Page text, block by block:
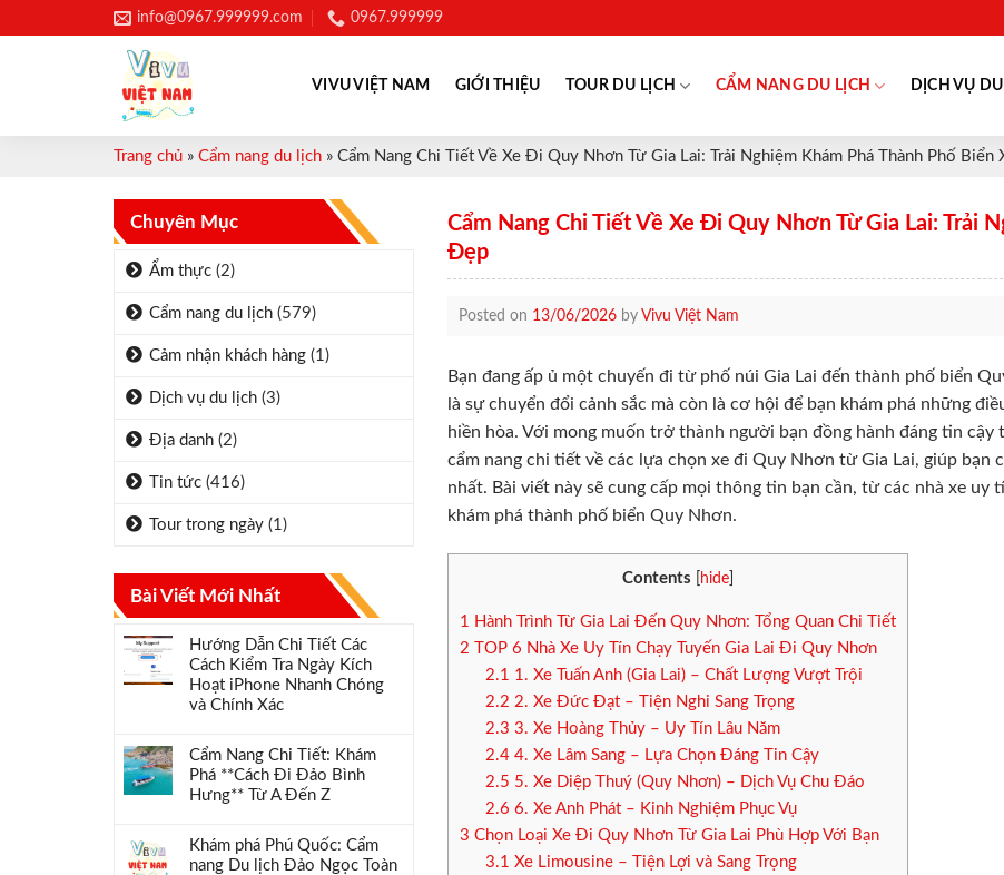
to
info@0967.999999.com 0967.999999
VIVU VIỆT NAM GIỚI THIỆU TOUR DU LỊCH CẨM NANG DU LỊCH DỊCH VỤ
Trang chủ » Cẩm nang du lịch » Cẩm Nang Chi Tiết Về Xe Đi Quy Nhơn Từ Gia Lai: Trải Nghiệm Khám Phá Thành Phố Biển
Chuyên Mục
Ẩm thực (2)
Cẩm nang du lịch (579)
Cảm nhận khách hàng (1)
Dịch vụ du lịch (3)
Địa danh (2)
Tin tức (416)
Tour trong ngày (1)
Bài Viết Mới Nhất
Hướng Dẫn Chi Tiết Các
Cách Kiểm Tra Ngày Kích
Hoạt iPhone Nhanh Chóng
và Chính Xác
Cẩm Nang Chi Tiết: Khám
Phá **Cách Đi Đảo Bình
Hưng** Từ A Đến Z
Khám phá Phú Quốc: Cẩm
nang Du lịch Đảo Ngọc Toàn
Cẩm Nang Chi Tiết Về Xe Đi Quy Nhơn Từ Gia Lai: Trải
Đẹp
Posted on 13/06/2026 by Vivu Việt Nam
Bạn đang ấp ủ một chuyến đi từ phố núi Gia Lai đến thành phố biển
là sự chuyển đổi cảnh sắc mà còn là cơ hội để bạn khám phá những
hiền hòa. Với mong muốn trở thành người bạn đồng hành đáng tin
cẩm nang chi tiết về các lựa chọn xe đi Quy Nhơn từ Gia Lai, giúp bạn
nhất. Bài viết này sẽ cung cấp mọi thông tin bạn cần, từ các nhà xe uy
khám phá thành phố biển Quy Nhơn.
Contents hide
1 Hành Trình Từ Gia Lai Đến Quy Nhơn: Tổng Quan Chi Tiết
2 TOP 6 Nhà Xe Uy Tín Chạy Tuyến Gia Lai Đi Quy Nhơn
2.1 1. Xe Tuấn Anh (Gia Lai) – Chất Lượng Vượt Trội
2.2 2. Xe Đức Đạt – Tiện Nghi Sang Trọng
2.3 3. Xe Hoàng Thủy – Uy Tín Lâu Năm
2.44. Xe Lâm Sang – Lựa Chọn Đáng Tin Cậy
2.5 5. Xe Diệp Thuý (Quy Nhơn) – Dịch Vụ Chu Đáo
2.6 6. Xe Anh Phát – Kinh Nghiệm Phục Vụ
3 Chọn Loại Xe Đi Quy Nhơn Từ Gia Lai Phù Hợp Với Bạn
3.1 Xe Limousine – Tiện Lợi và Sang Trọng